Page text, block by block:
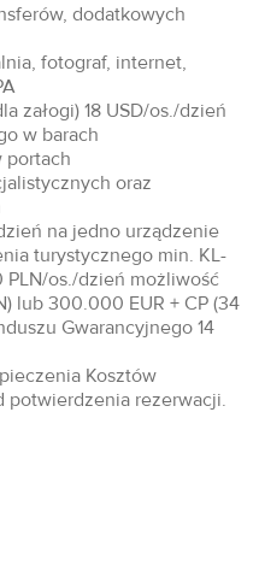
dodatkowych
fotograf, internet,
załogi) 18 USD/os./dzień
w barach
portach
oraz
na jedno urządzenie
turystycznego min. KL-
PLN/os./dzień możliwość
lub 300.000 EUR + CP (34
Gwarancyjnego 14
Kosztów
potwierdzenia rezerwacji.